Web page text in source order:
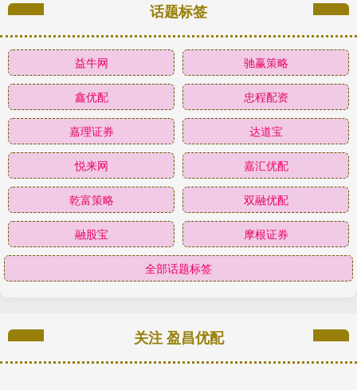
话题标签
益牛网 驰赢策略
鑫优配 忠程配资
嘉理证券 达道宝
悦来网 嘉汇优配
乾富策略 双融优配
融股宝 摩根证券
全部话题标签
关注 盈昌优配